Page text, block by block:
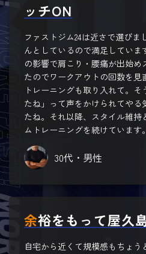
ッチON
ファストジム24は近さで選びま
んとしているので満足していま
の影響で肩こり・腰痛が出始め
たのでワークアウトの回数を
トレーニングも取り入れて。
たね」って声をかけられてやる
たね。それ以降、スタイル維
ムトレーニングを続けています。
30代・男性
余裕をもって屋久
自宅から近くて規模感もちょ